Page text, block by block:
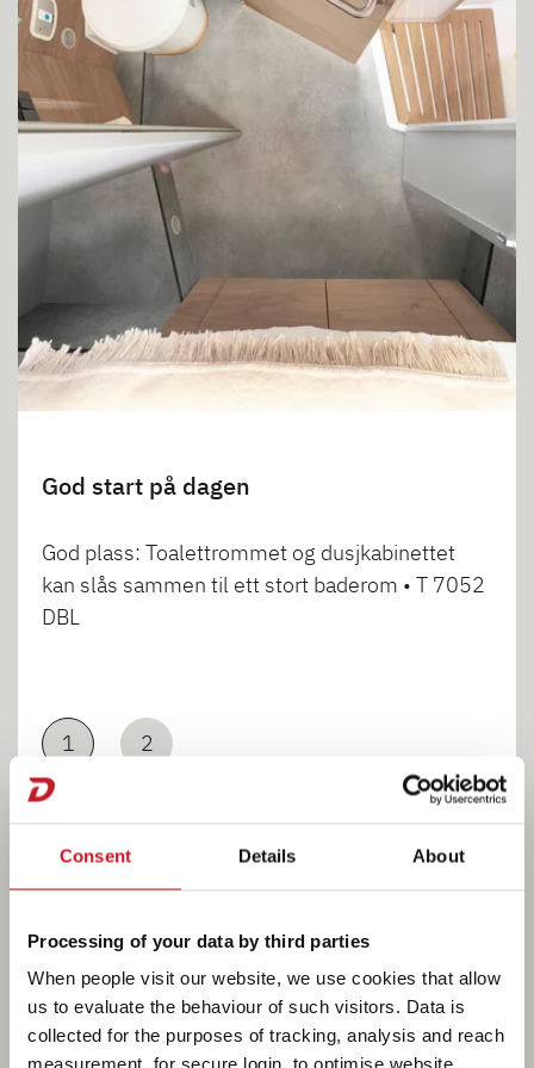
Consent Details About
Processing of your data by third parties
When people visit our website, we use cookies that allow
us to evaluate the behaviour of such visitors. Data is
collected for the purposes of tracking, analysis and reach
measurement, for secure login, to optimise website
God start på dagen
God plass: Toalettrommet og dusjkabinettet
kan slås sammen til ett stort baderom • T 7052
DBL
1 2
KJØKKEN